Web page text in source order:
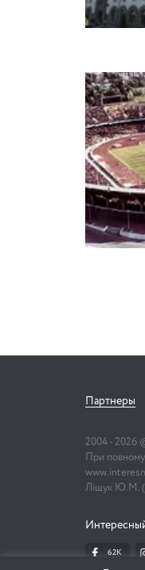
Партнеры
2004 - 2026
При
Ліщук Ю.М.
62K